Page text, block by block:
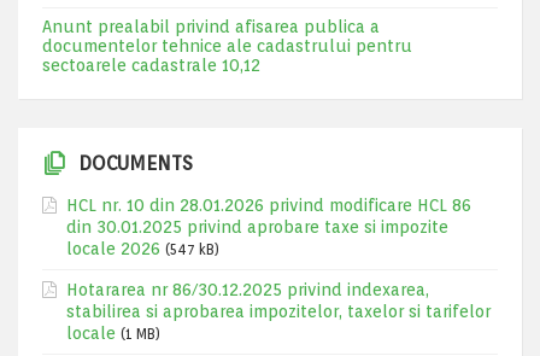
Anunt prealabil privind afisarea publica a
documentelor tehnice ale cadastrului pentru
sectoarele cadastrale 10,12
DOCUMENTS
HCL nr. 10 din 28.01.2026 privind modificare HCL 86
din 30.01.2025 privind aprobare taxe si impozite
locale 2026 (547 kB)
Hotararea nr 86/30.12.2025 privind indexarea,
stabilirea si aprobarea impozitelor, taxelor si tarifelor
locale (1 MB)